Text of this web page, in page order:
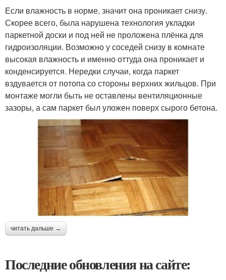
Если влажность в норме, значит она проникает снизу.
Скорее всего, была нарушена технология укладки
паркетной доски и под ней не проложена плёнка для
гидроизоляции. Возможно у соседей снизу в комнате
высокая влажность и именно оттуда она проникает и
конденсируется. Нередки случаи, когда паркет
вздувается от потопа со стороны верхних жильцов. При
монтаже могли быть не оставлены вентиляционные
зазоры, а сам паркет был уложен поверх сырого бетона.
читать дальше →
Последние обновления на сайте: